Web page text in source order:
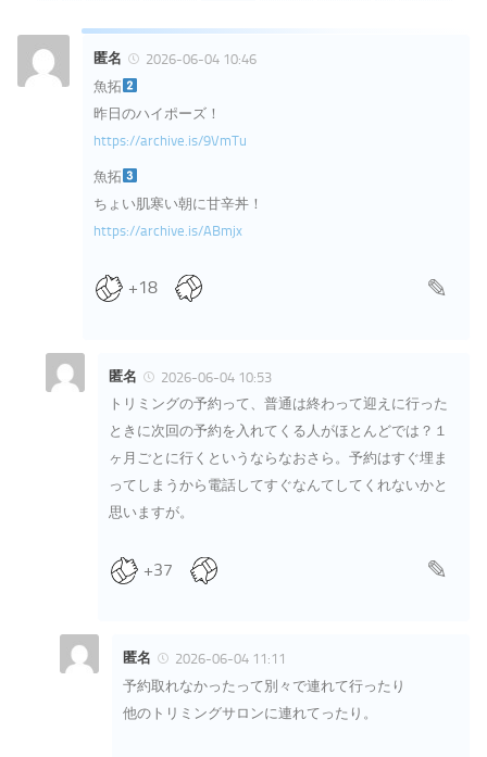
匿名
2026-06-04 10:46
魚拓
昨日のハイポーズ！
https://archive.is/9VmTu
魚拓
ちょい肌寒い朝に甘辛丼！
https://archive.is/ABmjx
+18
匿名
2026-06-04 10:53
トリミングの予約って、普通は終わって迎えに行った
ときに次回の予約を入れてくる人がほとんどでは？１
ヶ月ごとに行くというならなおさら。予約はすぐ埋ま
ってしまうから電話してすぐなんてしてくれないかと
思いますが。
+37
匿名
2026-06-04 11:11
予約取れなかったって別々で連れて行ったり
他のトリミングサロンに連れてったり。